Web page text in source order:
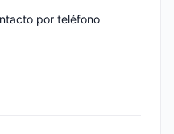
por teléfono